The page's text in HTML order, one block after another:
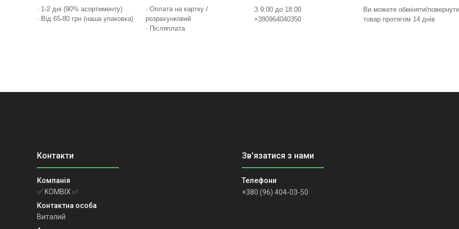
· 1-2 дні (90% асортименту)
· Від 65-80 грн (наша упаковка)
· Оплата на картку /
розрахунковий
· Післяплата
З 9:00 до 18:00
+380964040350
Ви можете обміняти/повернути
товар протягом 14 днів
✅ KOMBIX ✅
Виталий
+380 (96) 404-03-50